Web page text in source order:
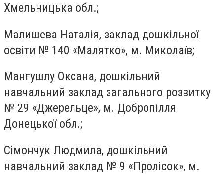
Хмельницька обл.;
Малишева Наталія, заклад дошкільної
освіти № 140 «Малятко», м. Миколаїв;
Мангушлу Оксана, дошкільний
навчальний заклад загального розвитку
№ 29 «Джерельце», м. Добропілля
Донецької обл.;
Сімончук Людмила, дошкільний
навчальний заклад № 9 «Пролісок», м.